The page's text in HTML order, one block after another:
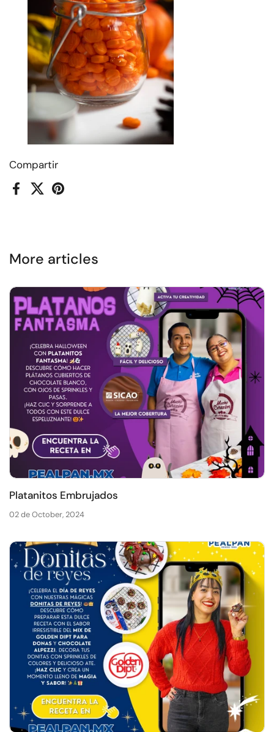
Compartir
FacebookX (Twitter)Pinterest
More articles
Platanitos Embrujados
02 de October, 2024